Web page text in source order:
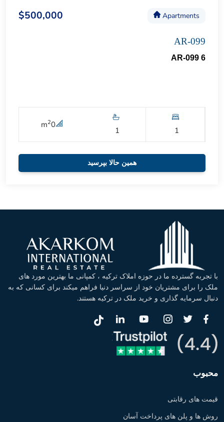
Apartments
$500,000
AR-099
AR-099 6
1
1
0
m2
همین حالا بپرسید
با تجربه گسترده ما در حوزه املاک ترکیه ، کمپانی ما بهترین مورد های
ملک را برای مشتریان خود از سراسر دنیا فراهم میکند برای کسانی که به
دنبال سرمایه گذاری و خرید ملک در ترکیه هستند.
محبوب
قیمت های رقابتی
روش ها و پلن های پرداخت آسان